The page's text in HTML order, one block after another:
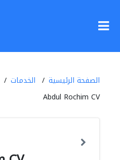
الصفحة الرئيسية الخدمات
Abdul Rochim CV